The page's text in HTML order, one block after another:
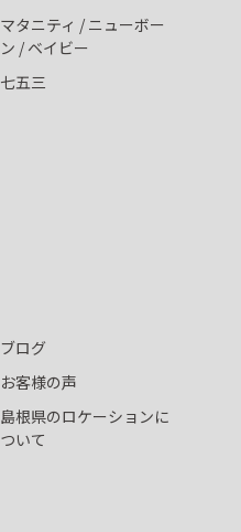
マタニティ / ニューボー
ン / ベイビー
七五三
ブログ
お客様の声
島根県のロケーションに
ついて